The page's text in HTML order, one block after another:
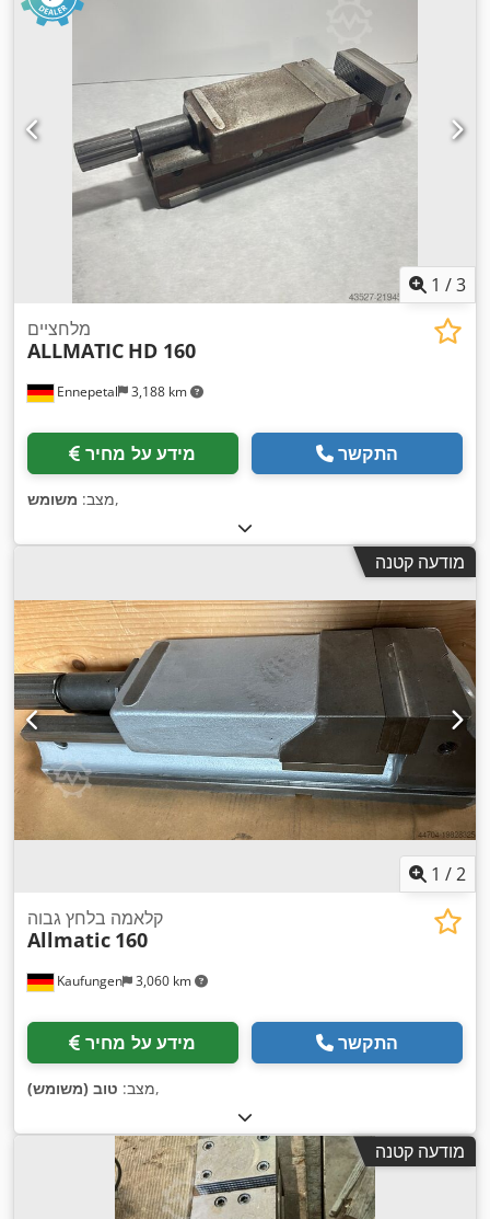
1 /3
Ennepetal 3,188 km
מלחציים
ALLMATIC HD 160
מידע על מחיר התקשר
מצב: משומש ,
מודעה קטנה
1 /2
Kaufungen 3,060 km
קלאמה בלחץ גבוה
Allmatic 160
מידע על מחיר התקשר
מצב: טוב (משומש) ,
מודעה קטנה